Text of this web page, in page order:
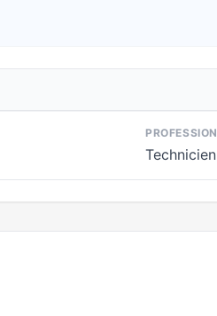
PROFESSION
Technicien